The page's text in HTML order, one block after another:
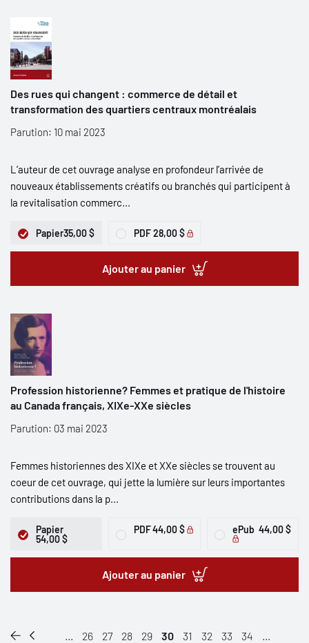
Des rues qui changent : commerce de détail et
transformation des quartiers centraux montréalais
Parution: 10 mai 2023
L’auteur de cet ouvrage analyse en profondeur l’arrivée de
nouveaux établissements créatifs ou branchés qui participent à
la revitalisation commerc...
Papier35,00 $ PDF28,00 $
Ajouter au panier
Profession historienne? Femmes et pratique de l'histoire
au Canada français, XIXe-XXe siècles
Parution: 03 mai 2023
Femmes historiennes des XIXe et XXe siècles se trouvent au
coeur de cet ouvrage, qui jette la lumière sur leurs importantes
contributions dans la p...
Papier
54,00 $
PDF44,00 $ ePub 44,00 $
Ajouter au panier
... 26 27 28 29 30 31 32 33 34 ...